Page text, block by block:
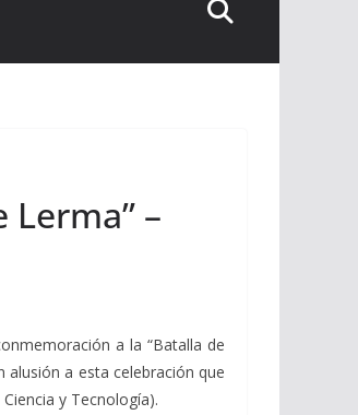
Lerma” –
a la “Batalla de
alusión a esta celebración que
y Tecnología).